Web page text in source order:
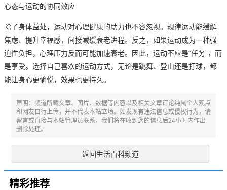
心态与运动的协同效应
除了身体益处，运动对心理健康的助力也不容忽视。 规律运动能缓解
焦虑、提升幸福感，间接减缓衰老进程。 反之，如果运动成为一种强
迫性负担，心理压力反而可能加速衰老。 因此，运动不应是“任务”，而
是享受。 选择自己喜欢的运动方式，无论是跳舞、登山还是打球，都
能让身心更愉悦，效果也更持久。
声明：频道所载文章、图片、数据等内容以及相关文章评论纯属个人观点
和网友自行上传，并不代表本站立场。如发现有违法信息或侵权行为，请
留言或直接与本站管理员联系，我们将在收到您的信息后24小时内作出
删除处理。
返回生活百科频道
精彩推荐